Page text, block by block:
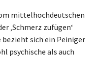
mittelhochdeutschen
‚Schmerz zufügen‘
bezieht sich ein Peiniger
psychische als auch